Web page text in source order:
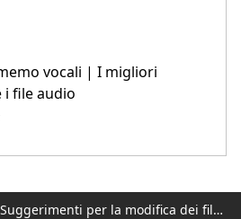
vocali | I migliori
file audio
Suggerimenti per la modifica dei file audio